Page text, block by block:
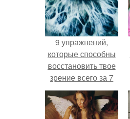
9 упражнений,
которые способны
восстановить твое
зрение всего за 7
дней.